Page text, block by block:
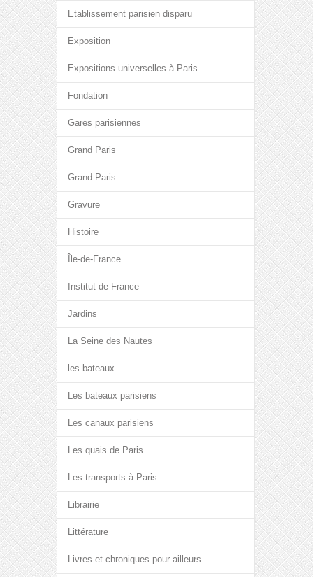
Etablissement parisien disparu
Exposition
Expositions universelles à Paris
Fondation
Gares parisiennes
Grand Paris
Grand Paris
Gravure
Histoire
Île-de-France
Institut de France
Jardins
La Seine des Nautes
les bateaux
Les bateaux parisiens
Les canaux parisiens
Les quais de Paris
Les transports à Paris
Librairie
Littérature
Livres et chroniques pour ailleurs